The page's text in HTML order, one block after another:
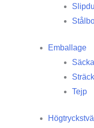
Emballage
Tejp